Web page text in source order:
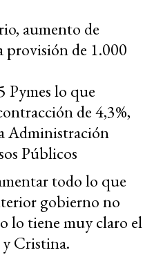
aumento de
provisión de 1.000
Pymes lo que
de 4,3%,
Administración
Públicos
todo lo que
gobierno no
lo tiene muy claro el
Cristina.